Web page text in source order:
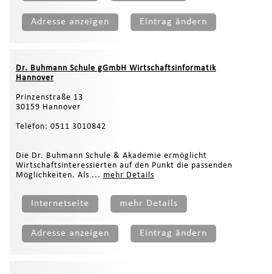
Adresse anzeigen Eintrag ändern
Dr. Buhmann Schule gGmbH Wirtschaftsinformatik
Hannover
Prinzenstraße 13
30159 Hannover
Telefon: 0511 3010842
Die Dr. Buhmann Schule & Akademie ermöglicht
Wirtschaftsinteressierten auf den Punkt die passenden
Möglichkeiten. Als ... mehr Details
Internetseite mehr Details
Adresse anzeigen Eintrag ändern